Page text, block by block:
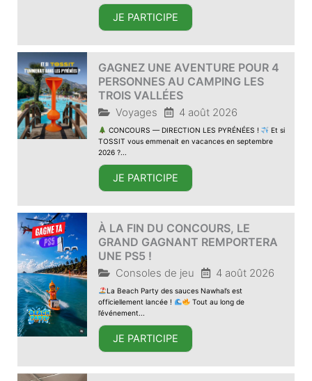
JE PARTICIPE
GAGNEZ UNE AVENTURE POUR 4
PERSONNES AU CAMPING LES
TROIS VALLÉES
Voyages 4 août 2026
CONCOURS — DIRECTION LES PYRÉNÉES !
Et si
TOSSIT vous emmenait en vacances en septembre
2026 ?...
JE PARTICIPE
À LA FIN DU CONCOURS, LE
GRAND GAGNANT REMPORTERA
UNE PS5 !
Consoles de jeu 4 août 2026
La Beach Party des sauces Nawhal’s est
officiellement lancée !
Tout au long de
l’événement...
JE PARTICIPE